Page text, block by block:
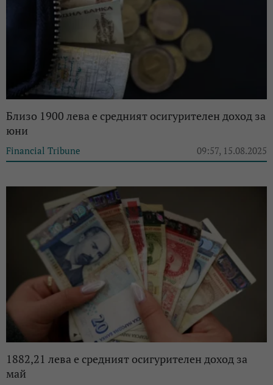
Близо 1900 лева е средният осигурителен доход за
юни
Financial Tribune 09:57, 15.08.2025
1882,21 лева е средният осигурителен доход за
май